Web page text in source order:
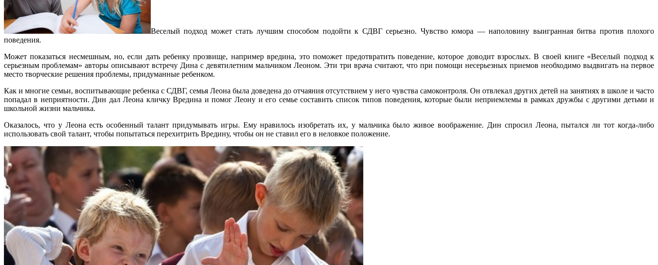
Веселый подход может стать лучшим способом подойти к СДВГ серьезно. Чувство юмора — наполовину выигранная битва против плохого
поведения.
Может показаться несмешным, но, если дать ребенку прозвище, например вредина, это поможет предотвратить поведение, которое доводит взрослых. В своей книге «Веселый подход к
серьезным проблемам» авторы описывают встречу Дина с девятилетним мальчиком Леоном. Эти три врача считают, что при помощи несерьезных приемов необходимо выдвигать на первое
место творческие решения проблемы, придуманные ребенком.
Как и многие семьи, воспитывающие ребенка с СДВГ, семья Леона была доведена до отчаяния отсутствием у него чувства самоконтроля. Он отвлекал других детей на занятиях в школе и часто
попадал в неприятности. Дин дал Леона кличку Вредина и помог Леону и его семье составить список типов поведения, которые были неприемлемы в рамках дружбы с другими детьми и
школьной жизни мальчика.
Оказалось, что у Леона есть особенный талант придумывать игры. Ему нравилось изобретать их, у мальчика было живое воображение. Дин спросил Леона, пытался ли тот когда-либо
использовать свой талант, чтобы попытаться перехитрить Вредину, чтобы он не ставил его в неловкое положение.